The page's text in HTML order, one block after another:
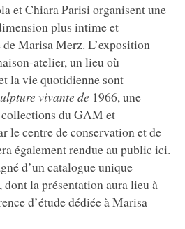
et Chiara Parisi organisent une
plus intime et
Marisa Merz. L’exposition
atelier, un lieu où
la vie quotidienne sont
vivante de1966, une
du GAM et
le centre de conservation et de
également rendue au public ici.
d’un catalogue unique
dont la présentation aura lieu à
d’étude dédiée à Marisa